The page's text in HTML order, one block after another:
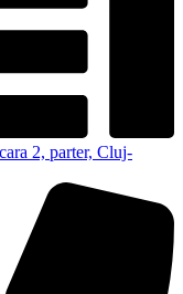
2, parter, Cluj-